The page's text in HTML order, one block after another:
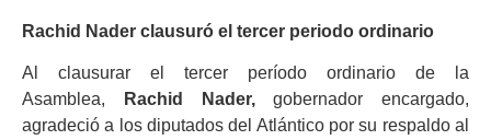
Rachid Nader clausuró el tercer periodo ordinario
Al clausurar el tercer período ordinario de la
Asamblea,
Rachid Nader,gobernador encargado,
agradeció a los diputados del Atlántico por su respaldo al